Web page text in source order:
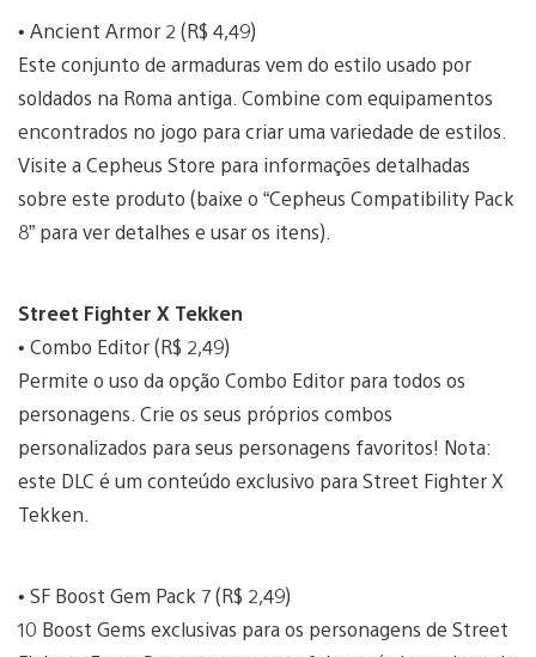
• Ancient Armor 2 (R$ 4,49)
Este conjunto de armaduras vem do estilo usado por
soldados na Roma antiga. Combine com equipamentos
encontrados no jogo para criar uma variedade de estilos.
Visite a Cepheus Store para informações detalhadas
sobre este produto (baixe o “Cepheus Compatibility Pack
8” para ver detalhes e usar os itens).
Street Fighter X Tekken
• Combo Editor (R$ 2,49)
Permite o uso da opção Combo Editor para todos os
personagens. Crie os seus próprios combos
personalizados para seus personagens favoritos! Nota:
este DLC é um conteúdo exclusivo para Street Fighter X
Tekken.
• SF Boost Gem Pack 7 (R$ 2,49)
10 Boost Gems exclusivas para os personagens de Street